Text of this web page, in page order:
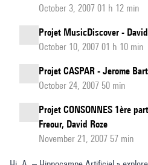
October 3, 2007 01 h 12 min
Projet MusicDiscover -
October 10, 2007 01 h 10 min
Projet CASPAR - Jerome
October 24, 2007 50 min
Projet CONSONNES 1ère
Freour, David Roze
November 21, 2007 57 min